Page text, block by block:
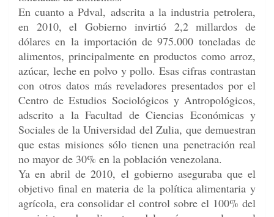
En cuanto a Pdval, adscrita a la industria petrolera,
en 2010, el Gobierno invirtió 2,2 millardos de
dólares en la importación de 975.000 toneladas de
alimentos, principalmente en productos como arroz,
azúcar, leche en polvo y pollo. Esas cifras contrastan
con otros datos más reveladores presentados por el
Centro de Estudios Sociológicos y Antropológicos,
adscrito a la Facultad de Ciencias Económicas y
Sociales de la Universidad del Zulia, que demuestran
que estas misiones sólo tienen una penetración real
no mayor de 30% en la población venezolana.
Ya en abril de 2010, el gobierno aseguraba que el
objetivo final en materia de la política alimentaria y
agrícola, era consolidar el control sobre el 100% del